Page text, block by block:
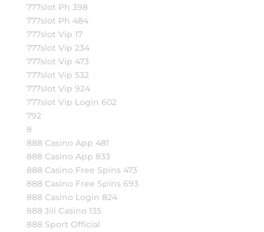
777slot Ph 398
777slot Ph 484
777slot Vip 17
777slot Vip 234
777slot Vip 473
777slot Vip 532
777slot Vip 924
777slot Vip Login 602
792
8
888 Casino App 481
888 Casino App 833
888 Casino Free Spins 473
888 Casino Free Spins 693
888 Casino Login 824
888 Jili Casino 135
888 Sport Official